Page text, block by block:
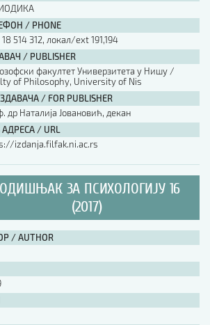
/ PHONE
18 514 312, локал/ext 191,194
/ PUBLISHER
факултет Универзитета у Нишу /
of Philosophy, University of Nis
/ FOR PUBLISHER
др Наталија Јовановић, декан
АДРЕСА / URL
izdanja.filfak.ni.ac.rs
ЗА ПСИХОЛОГИЈУ 16
(2017)
/ AUTHOR